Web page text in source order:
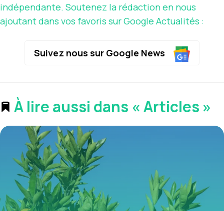
indépendante. Soutenez la rédaction en nous
ajoutant dans vos favoris sur Google Actualités :
Suivez nous sur Google News
À lire aussi dans « Articles »